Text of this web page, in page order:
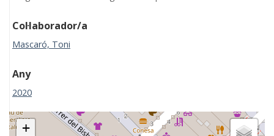
Col·laborador/a
Mascaró, Toni
Any
2020
+